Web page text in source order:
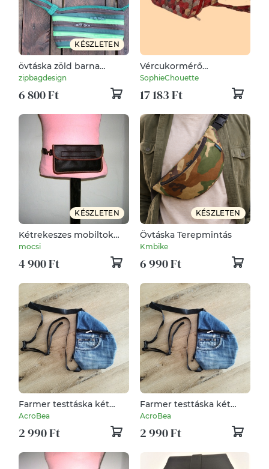
KÉSZLETEN
övtáska zöld barna
cipzárspirál
zipbagdesign
6 800 Ft
Vércukormérő
cukormérő diab diabetes
övtáska
SophieChouette
17 183 Ft
KÉSZLETEN
Kétrekeszes mobiltok
övtáska sötétbarna
anyagból #mobiltok
mocsi
4 900 Ft
KÉSZLETEN
Övtáska Terepmintás
Kmbike
6 990 Ft
Farmer testtáska két
rekesszel
AcroBea
2 990 Ft
Farmer testtáska két
rekesszel
AcroBea
2 990 Ft